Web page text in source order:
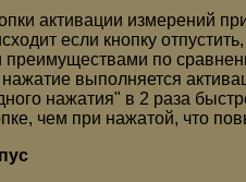
активации измерений
если кнопку
по
нажатие выполняется
нажатия" в 2 раза
чем при нажатой, что